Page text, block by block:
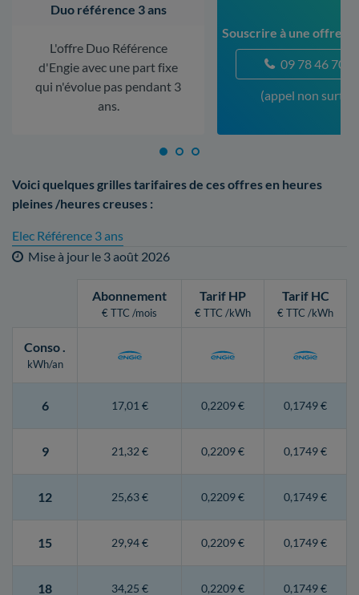
Duo référence 3 ans
L'offre Duo Référence
d'Engie avec une part fixe
qui n'évolue pas pendant 3
ans.
Souscrire à une offre à
09 78 46 70
(appel non
Voici quelques grilles tarifaires de ces offres en heures
pleines /heures creuses :
Elec Référence 3 ans
Mise à jour le 3 août 2026
Abonnement
€ TTC /mois
Tarif HP
€ TTC /kWh
Tarif HC
€ TTC /kWh
Conso.
kWh/an
6 17,01 € 0,2209 € 0,1749 €
9 21,32 € 0,2209 € 0,1749 €
12 25,63 € 0,2209 € 0,1749 €
15 29,94 € 0,2209 € 0,1749 €
18 34,25 € 0,2209 € 0,1749 €